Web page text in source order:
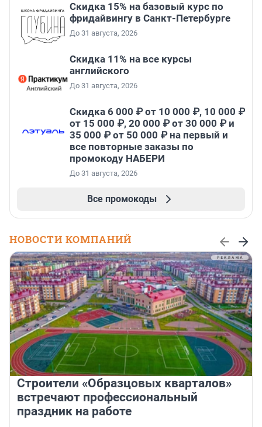
Скидка 15% на базовый курс по
фридайвингу в Санкт-Петербурге
До 31 августа, 2026
Скидка 11% на все курсы
английского
До 31 августа, 2026
Скидка 6 000 ₽ от 10 000 ₽, 10 000 ₽
от 15 000 ₽, 20 000 ₽ от 30 000 ₽ и
35 000 ₽ от 50 000 ₽ на первый и
все повторные заказы по
промокоду НАБЕРИ
До 31 августа, 2026
Все промокоды
НОВОСТИ КОМПАНИЙ
Строители «Образцовых кварталов»
встречают профессиональный
праздник на работе